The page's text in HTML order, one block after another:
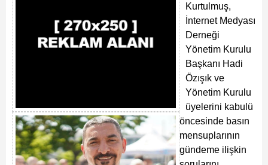
Kurtulmuş,
İnternet Medyası
Derneği
Yönetim Kurulu
Başkanı Hadi
Özışık ve
Yönetim Kurulu
üyelerini kabulü
öncesinde basın
mensuplarının
gündeme ilişkin